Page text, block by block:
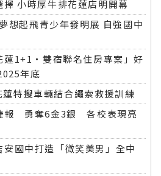
小時厚牛排花蓮店明開幕
想起飛青少年發明展 自強國中
蓮1+1‧雙宿聯名住房專案」好
年底
特搜車輛結合繩索救援訓練
報 勇奪6金3銀 各校表現亮
國中打造「微笑美男」全中